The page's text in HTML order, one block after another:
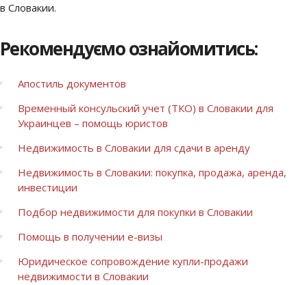
в Словакии.
Рекомендуємо ознайомитись:
Апостиль документов
Временный консульский учет (ТКО) в Словакии для
Украинцев – помощь юристов
Недвижимость в Словакии для сдачи в аренду
Недвижимость в Словакии: покупка, продажа, аренда,
инвестиции
Подбор недвижимости для покупки в Словакии
Помощь в получении e-визы
Юридическое сопровождение купли-продажи
недвижимости в Словакии